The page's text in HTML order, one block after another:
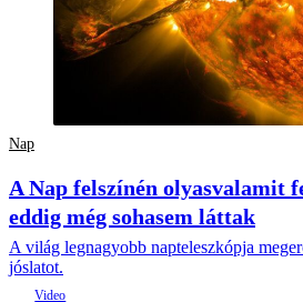
Nap
A Nap felszínén olyasvalamit
eddig még sohasem láttak
A világ legnagyobb napteleszkópja
jóslatot.